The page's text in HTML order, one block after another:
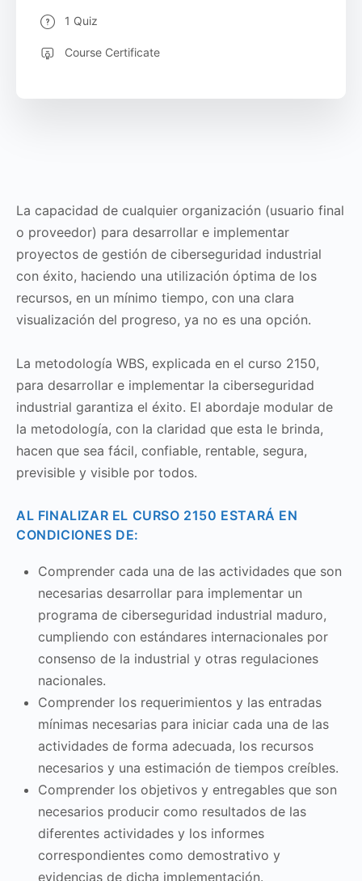
La capacidad de cualquier organización (usuario final
o proveedor) para desarrollar e implementar
proyectos de gestión de ciberseguridad industrial
con éxito, haciendo una utilización óptima de los
recursos, en un mínimo tiempo, con una clara
visualización del progreso, ya no es una opción.
La metodología WBS, explicada en el curso 2150,
para desarrollar e implementar la ciberseguridad
industrial garantiza el éxito. El abordaje modular de
la metodología, con la claridad que esta le brinda,
hacen que sea fácil, confiable, rentable, segura,
previsible y visible por todos.
AL FINALIZAR EL CURSO 2150 ESTARÁ EN
CONDICIONES DE:
Comprender cada una de las actividades que son
necesarias desarrollar para implementar un
programa de ciberseguridad industrial maduro,
cumpliendo con estándares internacionales por
consenso de la industrial y otras regulaciones
nacionales.
Comprender los requerimientos y las entradas
mínimas necesarias para iniciar cada una de las
actividades de forma adecuada, los recursos
necesarios y una estimación de tiempos creíbles.
Comprender los objetivos y entregables que son
necesarios producir como resultados de las
diferentes actividades y los informes
correspondientes como demostrativo y
evidencias de dicha implementación.
1 Quiz
Course Certificate